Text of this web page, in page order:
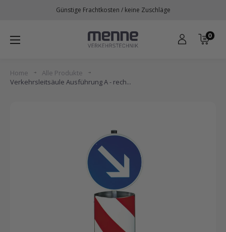
Inhalt
Günstige Frachtkosten / keine Zuschläge
Menne
0
Home
Alle Produkte
Verkehrsleitsäule Ausführung A - rech...